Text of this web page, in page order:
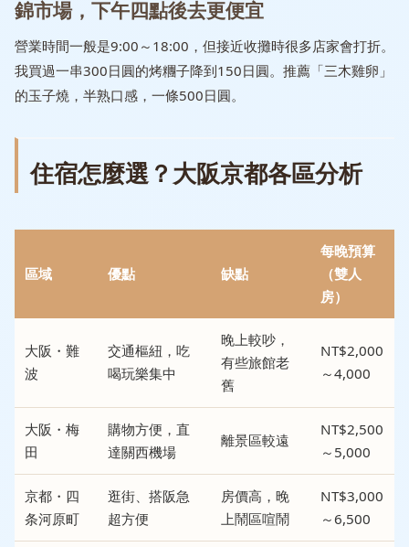
錦市場，下午四點後去更便宜
營業時間一般是9:00～18:00，但接近收攤時很多店家會打折。
我買過一串300日圓的烤糰子降到150日圓。推薦「三木雞卵」
的玉子燒，半熟口感，一條500日圓。
住宿怎麼選？大阪京都各區分析
區域 優點 缺點
每晚預算
（雙人
房）
大阪・難
波
交通樞紐，吃
喝玩樂集中
晚上較吵，
有些旅館老
舊
NT$2,000
～4,000
大阪・梅
田
購物方便，直
達關西機場
離景區較遠
NT$2,500
～5,000
京都・四
条河原町
逛街、搭阪急
超方便
房價高，晚
上鬧區喧鬧
NT$3,000
～6,500